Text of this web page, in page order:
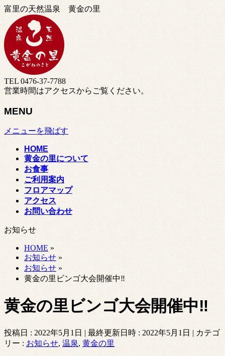
富里の天然温泉 黄金の里
TEL 0476-37-7788
営業時間はアクセスからご覧ください。
MENU
メニューを飛ばす
HOME
黄金の里について
お食事
ご利用案内
フロアマップ
アクセス
お問い合わせ
お知らせ
HOME »
お知らせ »
お知らせ »
黄金の里ビンゴ大会開催中‼
黄金の里ビンゴ大会開催中‼
投稿日 : 2022年5月1日 最終更新日時 : 2022年5月1日
カテゴ
リー : お知らせ, 温泉, 黄金の里